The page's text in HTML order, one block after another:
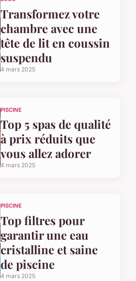
Transformez votre
chambre avec une
tête de lit en coussin
suspendu
4 mars 2025
PISCINE
Top 5 spas de qualité
à prix réduits que
vous allez adorer
4 mars 2025
PISCINE
Top filtres pour
garantir une eau
cristalline et saine
de piscine
4 mars 2025